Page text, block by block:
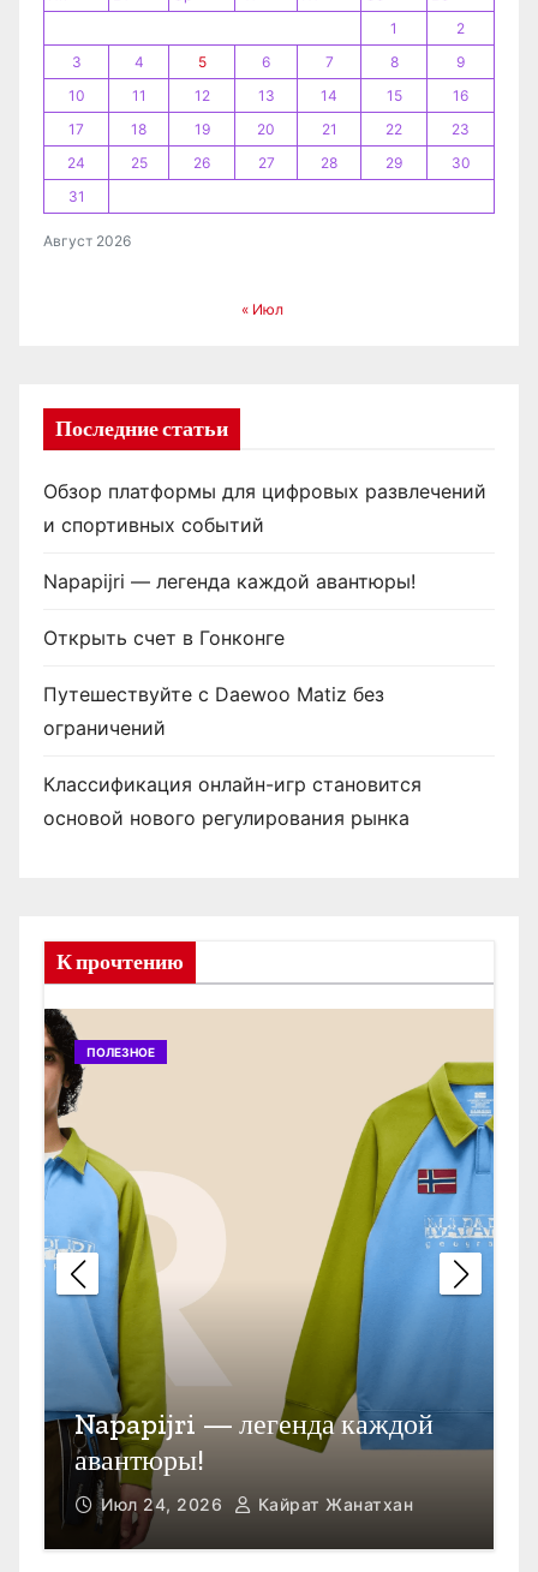
и
с
м
Август 2026
1
2
3
4 5 6 7 8
9
10
11 12 13 14 15
16
17
18 19 20 21 22
23
24
25 26 27 28 29
30
31
« Июл
Последние статьи
Обзор платформы для цифровых развлечений
и спортивных событий
Napapijri — легенда каждой авантюры!
Открыть счет в Гонконге
Путешествуйте с Daewoo Matiz без
ограничений
Классификация онлайн-игр становится
основой нового регулирования рынка
К прочтению
Открыть счет в Гонконге
Июл 23, 2026 Кайрат Жанатхан